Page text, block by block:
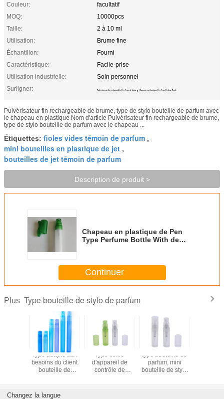
Couleur:
facultatif
MOQ:
10000pcs
Taille:
2 à 10 ml
Utilisation:
Brume fine
Échantillon:
Fourni
Caractéristique:
Facile-prise
Utilisation industrielle:
Soin personnel
Surligner:
Pulvérisateur fin rechargeable Pen Type de brume , Chapeau en plastique Pen Type Perfume Bottle
Pulvérisateur fin rechargeable de brume, type de stylo bouteille de parfum avec
le chapeau en plastique Nom d'article Pulvérisateur fin rechargeable de brume,
type de stylo bouteille de parfum avec le chapeau ...
Étiquettes: fioles vides témoin de parfum ,
mini bouteilles en plastique de jet ,
bouteilles de jet témoin de parfum
Description de produit >
Chapeau en plastique de Pen
Type Perfume Bottle With de
Continuer
Plus Type bouteille de stylo de parfum
le
Type adapté aux
besoins du client
bouteille de
plastique
Type fioles
d'appareil de
contrôle de
type bouteille de
parfum, mini
bouteille de stylo
Changez la langue